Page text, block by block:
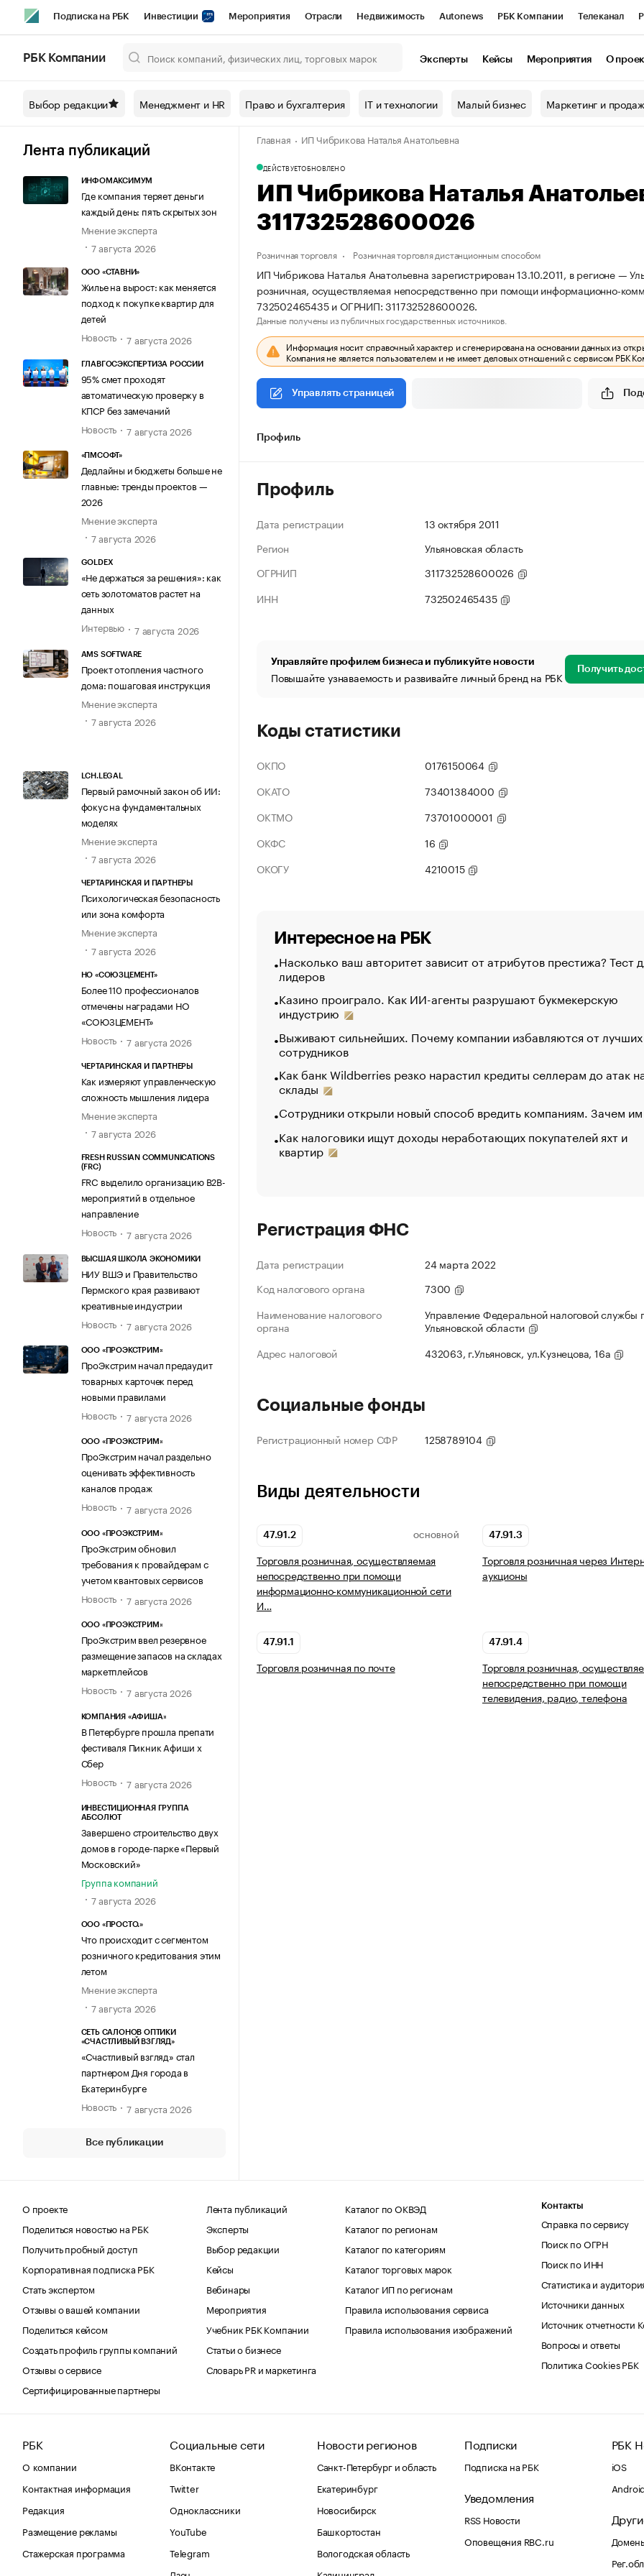
Подписка на РБК Инвестиции Мероприятия Отрасли Недвижимость Autonews РБК Компании Телеканал
Спецпроекты СПб Конференции СПб Спецпроекты Проверка контрагентов
Технологии и медиа Рынок наличной валюты
РБК Компании Эксперты Кейсы Мероприятия О
Выбор редакции Менеджмент и HR Право и бухгалтерия IT и технологии Малый бизнес Маркетинг и
Лента публикаций
ИНФОМАКСИМУМ
Где компания теряет деньги
каждый день: пять скрытых зон
Мнение эксперта
7 августа 2026
ООО «СТАВНИ»
Жилье на вырост: как меняется
подход к покупке квартир для
детей
Новость
7 августа 2026
ГЛАВГОСЭКСПЕРТИЗА РОССИИ
95% смет проходят
автоматическую проверку в
КПСР без замечаний
Новость
7 августа 2026
«ПМСОФТ»
Дедлайны и бюджеты больше не
главные: тренды проектов —
2026
Мнение эксперта
7 августа 2026
GOLDEX
«Не держаться за решения»: как
сеть золотоматов растет на
данных
Интервью
7 августа 2026
AMS SOFTWARE
Проект отопления частного
дома: пошаговая инструкция
Мнение эксперта
7 августа 2026
LCH.LEGAL
Первый рамочный закон об ИИ:
фокус на фундаментальных
моделях
Мнение эксперта
7 августа 2026
ЧЕРТАРИНСКАЯ И ПАРТНЕРЫ
Психологическая безопасность
или зона комфорта
Мнение эксперта
7 августа 2026
НО «СОЮЗЦЕМЕНТ»
Более 110 профессионалов
отмечены наградами НО
«СОЮЗЦЕМЕНТ»
Новость
7 августа 2026
ЧЕРТАРИНСКАЯ И ПАРТНЕРЫ
Как измеряют управленческую
сложность мышления лидера
Мнение эксперта
7 августа 2026
FRESH RUSSIAN COMMUNICATIONS
(FRC)
FRC выделило организацию B2B-
мероприятий в отдельное
направление
Новость
7 августа 2026
ВЫСШАЯ ШКОЛА ЭКОНОМИКИ
НИУ ВШЭ и Правительство
Пермского края развивают
креативные индустрии
Новость
7 августа 2026
ООО «ПРОЭКСТРИМ»
ПроЭкстрим начал предаудит
товарных карточек перед
новыми правилами
Новость
7 августа 2026
ООО «ПРОЭКСТРИМ»
ПроЭкстрим начал раздельно
оценивать эффективность
каналов продаж
Новость
7 августа 2026
ООО «ПРОЭКСТРИМ»
ПроЭкстрим обновил
требования к провайдерам с
учетом квантовых сервисов
Новость
7 августа 2026
ООО «ПРОЭКСТРИМ»
ПроЭкстрим ввел резервное
размещение запасов на складах
маркетплейсов
Новость
7 августа 2026
КОМПАНИЯ «АФИША»
В Петербурге прошла препати
фестиваля Пикник Афиши х
Сбер
Новость
7 августа 2026
ИНВЕСТИЦИОННАЯ ГРУППА
АБСОЛЮТ
Завершено строительство двух
домов в городе-парке «Первый
Московский»
Группа компаний
7 августа 2026
ООО «ПРОСТО.»
Что происходит с сегментом
розничного кредитования этим
летом
Мнение эксперта
7 августа 2026
СЕТЬ САЛОНОВ ОПТИКИ
«СЧАСТЛИВЫЙ ВЗГЛЯД»
«Счастливый взгляд» стал
партнером Дня города в
Екатеринбурге
Новость
7 августа 2026
Все публикации
Главная ИП Чибрикова Наталья Анатольевна
ДЕЙСТВУЕТОБНОВЛЕНО
ИП Чибрикова Наталья
311732528600026
Розничная торговля Розничная торговля дистанционным способом
ИП Чибрикова Наталья Анатольевна зарегистрирован 13.10.2011, в регионе —
розничная, осуществляемая непосредственно при помощи информационно-
732502465435 и ОГРНИП: 311732528600026.
Данные получены из публичных государственных источников.
Информация носит справочный характер и сгенерирована на основании данных из
Компания не является пользователем и не имеет деловых отношений с сервисом РБК
Управлять страницей
Профиль
Профиль
Дата регистрации
13 октября 2011
Регион
Ульяновская область
ОГРНИП
311732528600026
ИНН
732502465435
Управляйте профилем бизнеса и публикуйте новости
Повышайте узнаваемость и развивайте личный бренд на РБК Получить
Коды статистики
ОКПО
0176150064
ОКАТО
73401384000
ОКТМО
73701000001
ОКФС
16
ОКОГУ
4210015
Интересное на РБК
Насколько ваш авторитет зависит от атрибутов престижа? Тест
лидеров
Казино проиграло. Как ИИ-агенты разрушают букмекерскую
индустрию
Выживают сильнейших. Почему компании избавляются от лучших
сотрудников
Как банк Wildberries резко нарастил кредиты селлерам до атак
склады
Сотрудники открыли новый способ вредить компаниям. Зачем
Как налоговики ищут доходы неработающих покупателей яхт и
квартир
Регистрация ФНС
Дата регистрации
24 марта 2022
Код налогового органа
7300
Наименование налогового
органа
Управление Федеральной налоговой службы
Ульяновской области
Адрес налоговой
432063, г.Ульяновск, ул.Кузнецова, 16а
Социальные фонды
Регистрационный номер СФР 1258789104
Виды деятельности
47.91.2 ОСНОВНОЙ
Торговля розничная, осуществляемая
непосредственно при помощи
информационно-коммуникационной сети
И…
47.91.3
Торговля розничная через
аукционы
47.91.1
Торговля розничная по почте
47.91.4
Торговля розничная,
непосредственно при помощи
телевидения, радио, телефона
О проекте
Поделиться новостью на РБК
Получить пробный доступ
Корпоративная подписка РБК
Стать экспертом
Отзывы о вашей компании
Поделиться кейсом
Создать профиль группы компаний
Отзывы о сервисе
Сертифицированные партнеры
Лента публикаций
Эксперты
Выбор редакции
Кейсы
Вебинары
Мероприятия
Учебник РБК Компании
Статьи о бизнесе
Словарь PR и маркетинга
Каталог по ОКВЭД
Каталог по регионам
Каталог по категориям
Каталог торговых марок
Каталог ИП по регионам
Правила использования сервиса
Правила использования изображений
Контакты
Справка по сервису
Поиск по ОГРН
Поиск по ИНН
Статистика и
Источники данных
Источник отчетности
Вопросы и ответы
Политика Cookies РБК
РБК
О компании
Контактная информация
Редакция
Размещение рекламы
Стажерская программа
Социальные сети
ВКонтакте
Twitter
Одноклассники
YouTube
Telegram
Новости регионов
Санкт-Петербург и область
Екатеринбург
Новосибирск
Башкортостан
Вологодская область
Подписки
Подписка на РБК
Уведомления
RSS Новости
Оповещения RBC.ru
РБК
iOS